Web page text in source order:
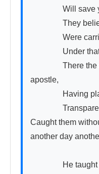
Will save
They believed
Were carried
Under that
There the
apostle,
Having
Transparent,
Caught them
another day
He taught